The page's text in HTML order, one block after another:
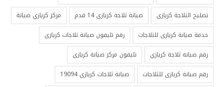
تصليح الثلاجة كريازى
صيانة ثلاجة كريازى 14 قدم
مركز كريازي صيانة
خدمة صيانة كريازى للثلاجات
رقم تليفون صيانة ثلاجات كريازى
رقم صيانه ثلاجة كريازي
تليفون مركز صيانة كريازى
رقم صيانة كريازى للثلاجات
صيانة ثلاجات كريازى 19094